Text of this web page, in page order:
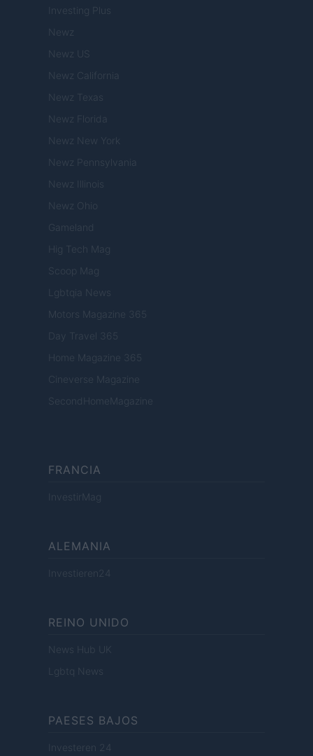
Investing Plus
Newz
Newz US
Newz California
Newz Texas
Newz Florida
Newz New York
Newz Pennsylvania
Newz Illinois
Newz Ohio
Gameland
Hig Tech Mag
Scoop Mag
Lgbtqia News
Motors Magazine 365
Day Travel 365
Home Magazine 365
Cineverse Magazine
SecondHomeMagazine
FRANCIA
InvestirMag
ALEMANIA
Investieren24
REINO UNIDO
News Hub UK
Lgbtq News
PAESES BAJOS
Investeren 24